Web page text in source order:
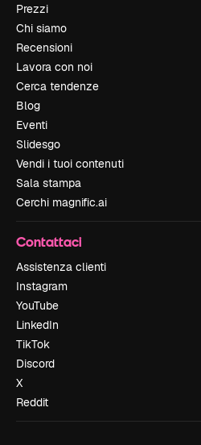
Prezzi
Chi siamo
Recensioni
Lavora con noi
Cerca tendenze
Blog
Eventi
Slidesgo
Vendi i tuoi contenuti
Sala stampa
Cerchi magnific.ai
Contattaci
Assistenza clienti
Instagram
YouTube
LinkedIn
TikTok
Discord
X
Reddit